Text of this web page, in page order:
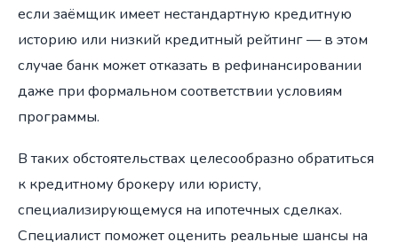
если заёмщик имеет нестандартную кредитную
историю или низкий кредитный рейтинг — в этом
случае банк может отказать в рефинансировании
даже при формальном соответствии условиям
программы.
В таких обстоятельствах целесообразно обратиться
к кредитному брокеру или юристу,
специализирующемуся на ипотечных сделках.
Специалист поможет оценить реальные шансы на